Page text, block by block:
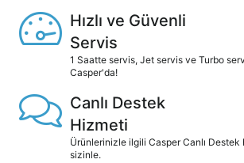
Hızlı ve Güvenli
Servis
1 Saatte servis, Jet servis ve Turbo
Casper'da!
Canlı Destek
Hizmeti
Ürünlerinizle ilgili Casper Canlı
sizinle.